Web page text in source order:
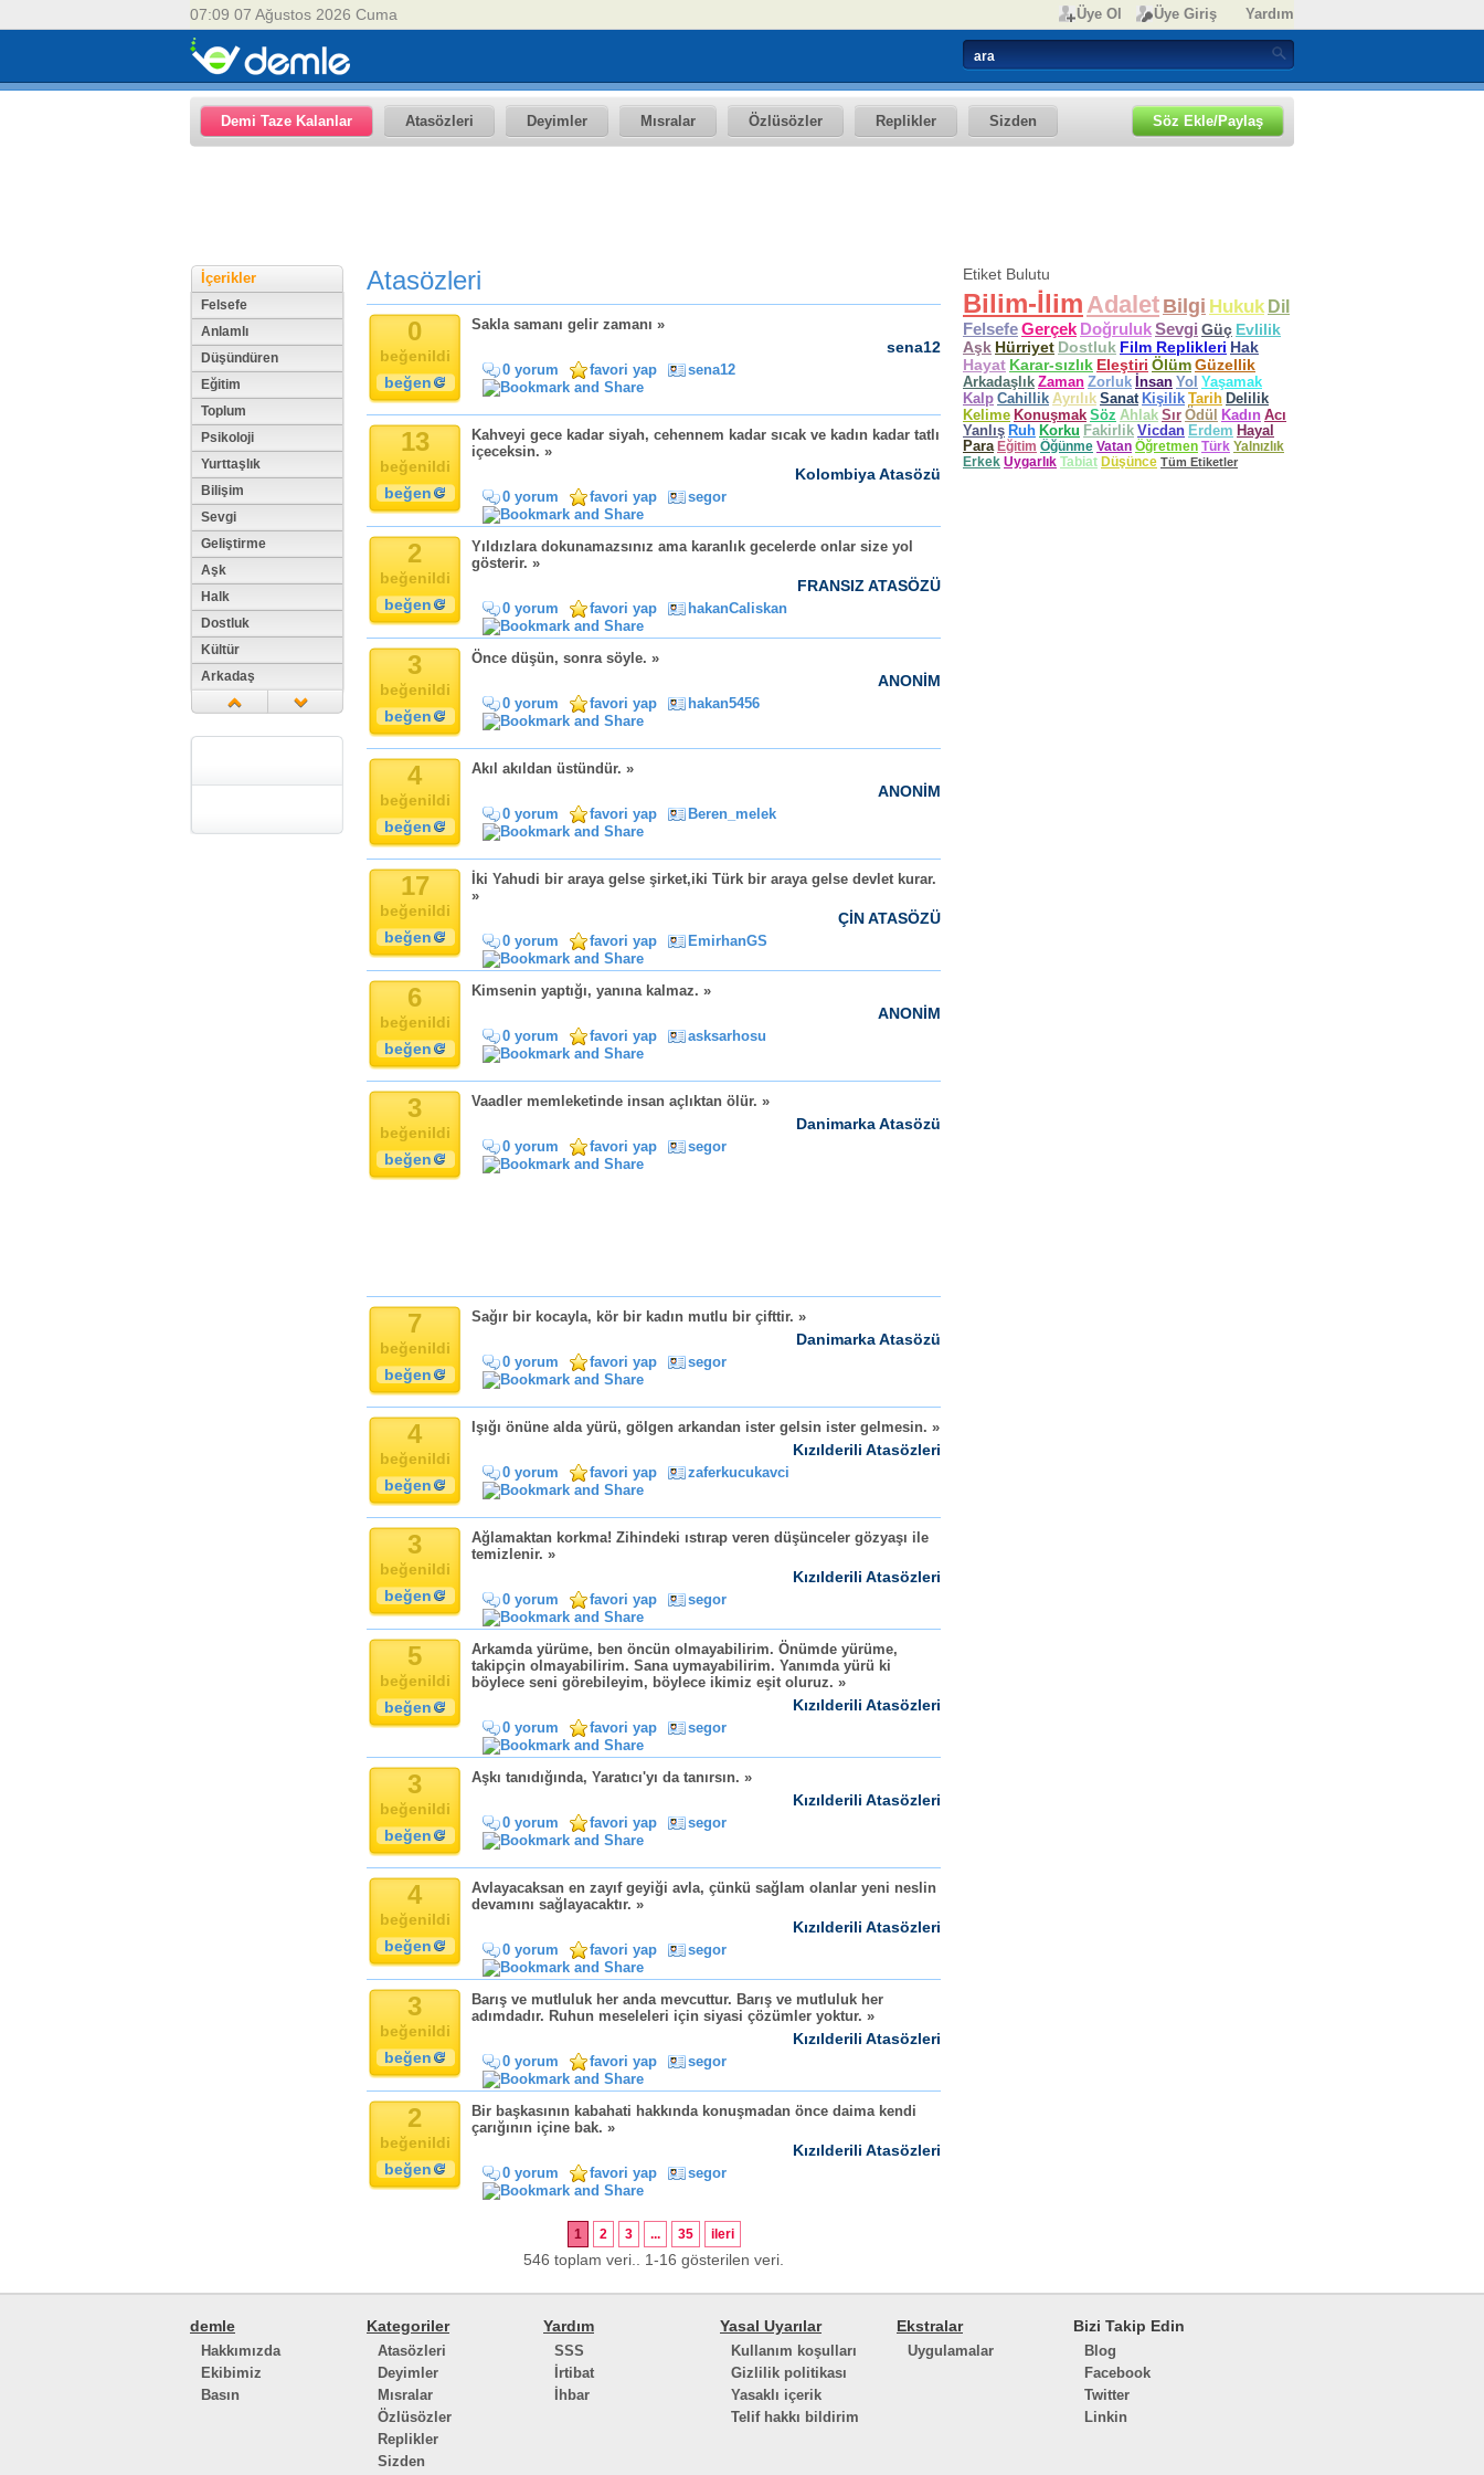
07:09 07 Ağustos 2026 Cuma Üye Ol Üye Giriş Yardım
Demi Taze Kalanlar Atasözleri Deyimler Mısralar Özlüsözler Replikler Sizden Söz Ekle/Paylaş
İçerikler
Felsefe
Anlamlı
Düşündüren
Eğitim
Toplum
Psikoloji
Yurttaşlık
Bilişim
Sevgi
Geliştirme
Aşk
Halk
Dostluk
Kültür
Arkadaş
Din
Zaman
Atasözleri
0
beğenildi
beğen
Sakla samanı gelir zamanı »
sena12
0 yorum favori yap sena12
13
beğenildi
beğen
Kahveyi gece kadar siyah, cehennem kadar sıcak ve kadın kadar tatlı
içeceksin. »
Kolombiya Atasözü
0 yorum favori yap segor
2
beğenildi
beğen
Yıldızlara dokunamazsınız ama karanlık gecelerde onlar size yol
gösterir. »
FRANSIZ ATASÖZÜ
0 yorum favori yap hakanCaliskan
3
beğenildi
beğen
Önce düşün, sonra söyle. »
ANONİM
0 yorum favori yap hakan5456
4
beğenildi
beğen
Akıl akıldan üstündür. »
ANONİM
0 yorum favori yap Beren_melek
17
beğenildi
beğen
İki Yahudi bir araya gelse şirket,iki Türk bir araya gelse devlet kurar.
»
ÇİN ATASÖZÜ
0 yorum favori yap EmirhanGS
6
beğenildi
beğen
Kimsenin yaptığı, yanına kalmaz. »
ANONİM
0 yorum favori yap asksarhosu
3
beğenildi
beğen
Vaadler memleketinde insan açlıktan ölür. »
Danimarka Atasözü
0 yorum favori yap segor
7
beğenildi
beğen
Sağır bir kocayla, kör bir kadın mutlu bir çifttir. »
Danimarka Atasözü
0 yorum favori yap segor
4
beğenildi
beğen
Işığı önüne alda yürü, gölgen arkandan ister gelsin ister gelmesin. »
Kızılderili Atasözleri
0 yorum favori yap zaferkucukavci
3
beğenildi
beğen
Ağlamaktan korkma! Zihindeki ıstırap veren düşünceler gözyaşı ile
temizlenir. »
Kızılderili Atasözleri
0 yorum favori yap segor
5
beğenildi
beğen
Arkamda yürüme, ben öncün olmayabilirim. Önümde yürüme,
takipçin olmayabilirim. Sana uymayabilirim. Yanımda yürü ki
böylece seni görebileyim, böylece ikimiz eşit oluruz. »
Kızılderili Atasözleri
0 yorum favori yap segor
3
beğenildi
beğen
Aşkı tanıdığında, Yaratıcı'yı da tanırsın. »
Kızılderili Atasözleri
0 yorum favori yap segor
4
beğenildi
beğen
Avlayacaksan en zayıf geyiği avla, çünkü sağlam olanlar yeni neslin
devamını sağlayacaktır. »
Kızılderili Atasözleri
0 yorum favori yap segor
3
beğenildi
beğen
Barış ve mutluluk her anda mevcuttur. Barış ve mutluluk her
adımdadır. Ruhun meseleleri için siyasi çözümler yoktur. »
Kızılderili Atasözleri
0 yorum favori yap segor
2
beğenildi
beğen
Bir başkasının kabahati hakkında konuşmadan önce daima kendi
çarığının içine bak. »
Kızılderili Atasözleri
0 yorum favori yap segor
1 2 3 ... 35 ileri
546 toplam veri.. 1-16 gösterilen veri.
Etiket Bulutu
Bilim-İlim AdaletBilgi Hukuk Dil
FelsefeGerçek DoğrulukSevgi Güç Evlilik
Aşk Hürriyet Dostluk Film Replikleri Hak
Hayat Karar-sızlık Eleştiri Ölüm Güzellik
Arkadaşlık Zaman Zorluk İnsan Yol Yaşamak
Kalp Cahillik Ayrılık Sanat Kişilik Tarih Delilik
Kelime Konuşmak Söz Ahlak Sır Ödül Kadın Acı
Yanlış Ruh Korku Fakirlik Vicdan Erdem Hayal
Para Eğitim Öğünme Vatan Öğretmen Türk Yalnızlık
Erkek Uygarlık Tabiat Düşünce Tüm Etiketler
demle
Hakkımızda
Ekibimiz
Basın
Kategoriler
Atasözleri
Deyimler
Mısralar
Özlüsözler
Replikler
Sizden
Yardım
SSS
İrtibat
İhbar
Yasal Uyarılar
Kullanım koşulları
Gizlilik politikası
Yasaklı içerik
Telif hakkı bildirim
Ekstralar
Uygulamalar
Bizi Takip Edin
Blog
Facebook
Twitter
Linkin